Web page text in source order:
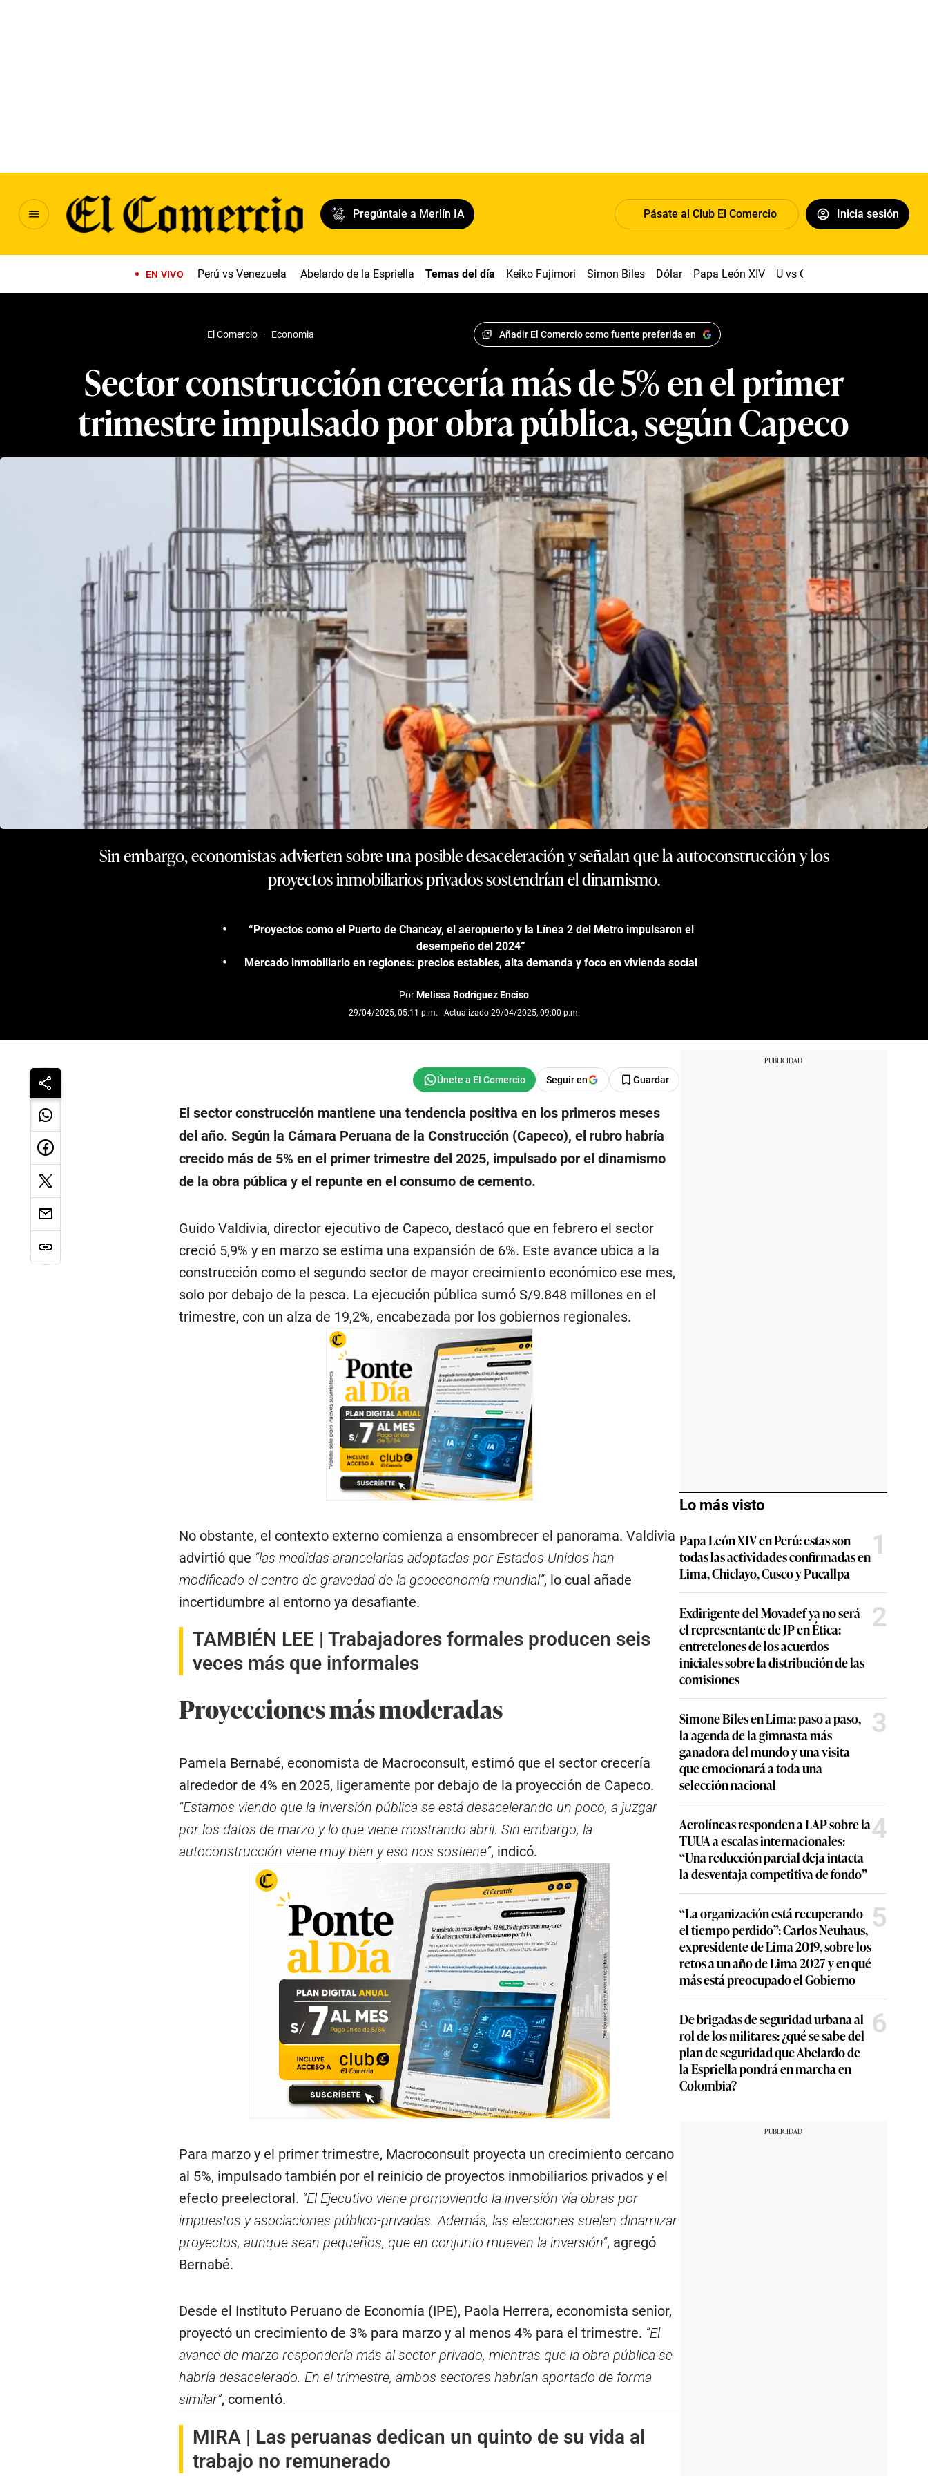
Pregúntale a Merlín IA Pásate al Club El Comercio Inicia sesión
EN VIVO Perú vs Venezuela Abelardo de la Espriella Temas del día Keiko Fujimori Simon Biles Dólar Papa León XIV U vs Cristal
El Comercio · Economia Añadir El Comercio como fuente preferida en
Sector construcción crecería más de 5% en el primer
trimestre impulsado por obra pública, según Capeco
Sin embargo, economistas advierten sobre una posible desaceleración y señalan que la autoconstrucción y los
proyectos inmobiliarios privados sostendrían el dinamismo.
“Proyectos como el Puerto de Chancay, el aeropuerto y la Línea 2 del Metro impulsaron el
desempeño del 2024”
Mercado inmobiliario en regiones: precios estables, alta demanda y foco en vivienda social
PorMelissa Rodríguez Enciso
29/04/2025, 05:11 p.m. | Actualizado 29/04/2025, 09:00 p.m.
Seguir en Guardar
El sector construcción mantiene una tendencia positiva en los primeros meses
del año. Según la Cámara Peruana de la Construcción (Capeco), el rubro habría
crecido más de 5% en el primer trimestre del 2025, impulsado por el dinamismo
de la obra pública y el repunte en el consumo de cemento.
Guido Valdivia, director ejecutivo de Capeco, destacó que en febrero el sector
creció 5,9% y en marzo se estima una expansión de 6%. Este avance ubica a la
construcción como el segundo sector de mayor crecimiento económico ese mes,
solo por debajo de la pesca. La ejecución pública sumó S/9.848 millones en el
trimestre, con un alza de 19,2%, encabezada por los gobiernos regionales.
No obstante, el contexto externo comienza a ensombrecer el panorama. Valdivia
advirtió que “las medidas arancelarias adoptadas por Estados Unidos han
modificado el centro de gravedad de la geoeconomía mundial”, lo cual añade
incertidumbre al entorno ya desafiante.
TAMBIÉN LEE | Trabajadores formales producen seis
veces más que informales
Proyecciones más moderadas
Pamela Bernabé, economista de Macroconsult, estimó que el sector crecería
alrededor de 4% en 2025, ligeramente por debajo de la proyección de Capeco.
“Estamos viendo que la inversión pública se está desacelerando un poco, a juzgar
por los datos de marzo y lo que viene mostrando abril. Sin embargo, la
autoconstrucción viene muy bien y eso nos sostiene”, indicó.
Para marzo y el primer trimestre, Macroconsult proyecta un crecimiento cercano
al 5%, impulsado también por el reinicio de proyectos inmobiliarios privados y el
efecto preelectoral. “El Ejecutivo viene promoviendo la inversión vía obras por
impuestos y asociaciones público-privadas. Además, las elecciones suelen dinamizar
proyectos, aunque sean pequeños, que en conjunto mueven la inversión”, agregó
Bernabé.
Desde el Instituto Peruano de Economía (IPE), Paola Herrera, economista senior,
proyectó un crecimiento de 3% para marzo y al menos 4% para el trimestre. “El
avance de marzo respondería más al sector privado, mientras que la obra pública se
habría desacelerado. En el trimestre, ambos sectores habrían aportado de forma
similar”, comentó.
MIRA | Las peruanas dedican un quinto de su vida al
trabajo no remunerado
Lo más visto
Papa León XIV en Perú: estas son
todas las actividades confirmadas en
Lima, Chiclayo, Cusco y Pucallpa
1
Exdirigente del Movadef ya no será
el representante de JP en Ética:
entretelones de los acuerdos
iniciales sobre la distribución de las
comisiones
2
Simone Biles en Lima: paso a paso,
la agenda de la gimnasta más
ganadora del mundo y una visita
que emocionará a toda una
selección nacional
3
Aerolíneas responden a LAP sobre la
TUUA a escalas internacionales:
“Una reducción parcial deja intacta
la desventaja competitiva de fondo”
4
“La organización está recuperando
el tiempo perdido”: Carlos Neuhaus,
expresidente de Lima 2019, sobre los
retos a un año de Lima 2027 y en qué
más está preocupado el Gobierno
5
De brigadas de seguridad urbana al
rol de los militares: ¿qué se sabe del
plan de seguridad que Abelardo de
la Espriella pondrá en marcha en
Colombia?
6